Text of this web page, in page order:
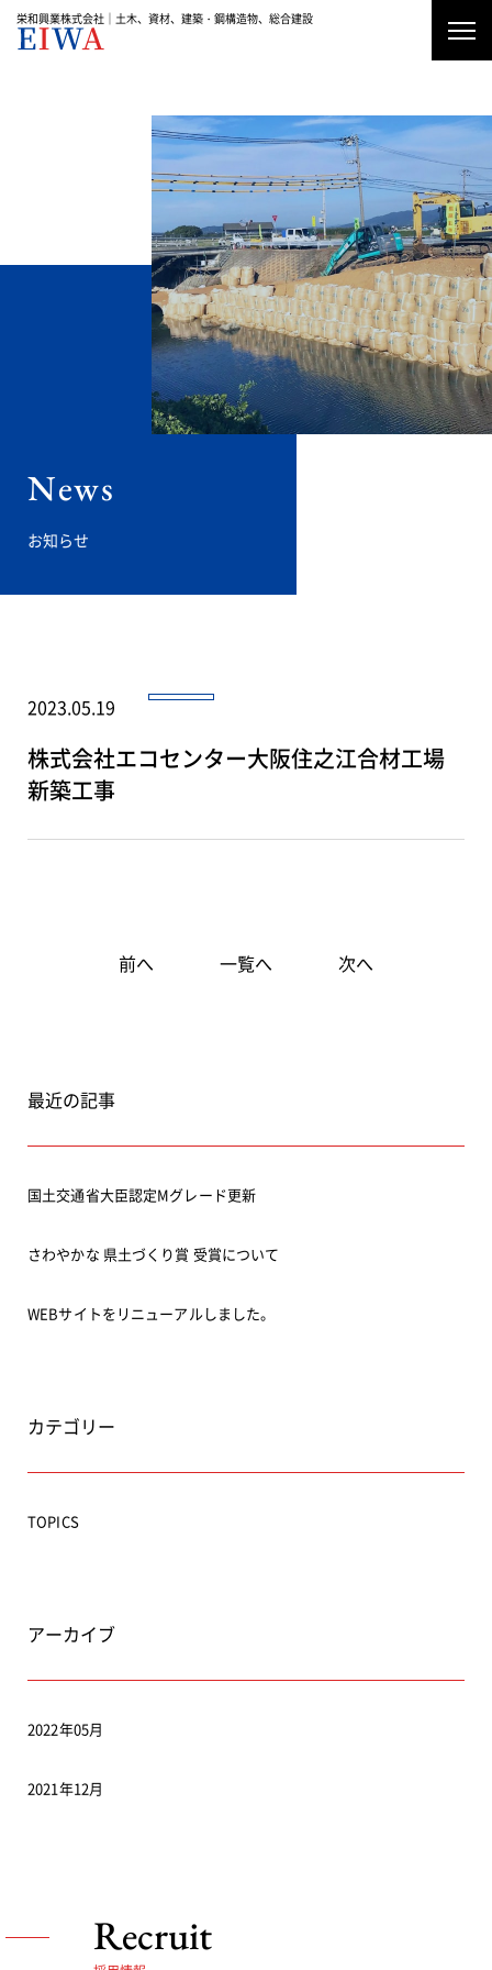
栄和興業株式会社｜土木、資材、建築・鋼構造物、総合建設
資材加工・販売
土木工事
建築工事・鋼構造物工事
News
お知らせ
2023.05.19
株式会社エコセンター大阪住之江合材工場
新築工事
前へ 一覧へ 次へ
最近の記事
国土交通省大臣認定Mグレード更新
さわやかな 県土づくり賞 受賞について
WEBサイトをリニューアルしました。
カテゴリー
TOPICS
アーカイブ
2022年05月
2021年12月
Recruit